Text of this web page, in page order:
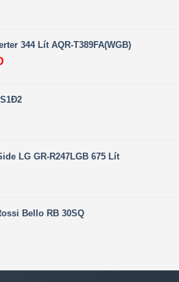
344 Lít AQR-T389FA(WGB)
LG GR-R247LGB 675 Lít
Bello RB 30SQ